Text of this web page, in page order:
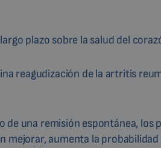
plazo sobre la salud del
reagudización de la artritis
de una remisión espontánea,
mejorar, aumenta la